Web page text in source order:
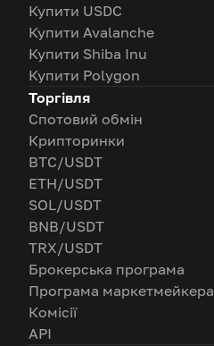
Купити USDC
Купити Avalanche
Купити Shiba Inu
Купити Polygon
Торгівля
Спотовий обмін
Крипторинки
BTC/USDT
ETH/USDT
SOL/USDT
BNB/USDT
TRX/USDT
Брокерська програма
Програма маркетмейкера
Комісії
API